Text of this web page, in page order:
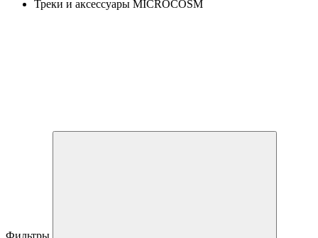
Треки и аксессуары MICROCOSM
Фильтры